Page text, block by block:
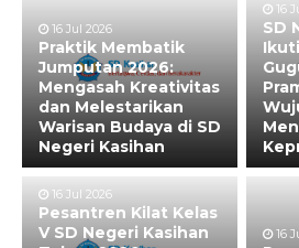
16 Jul 2026
Praktik Membatik
Jumputan 2026:
Mengasah Kreativitas
dan Melestarikan
Warisan Budaya di SD
Negeri Kasihan
16
SD
16 Jul 2026
Pesantren Kilat Kelas
V SD Negeri Kasihan
16